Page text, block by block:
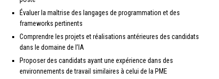
Évaluer la maîtrise des langages de programmation et des
frameworks pertinents
Comprendre les projets et réalisations antérieures des candidats
dans le domaine de l’IA
Proposer des candidats ayant une expérience dans des
environnements de travail similaires à celui de la PME